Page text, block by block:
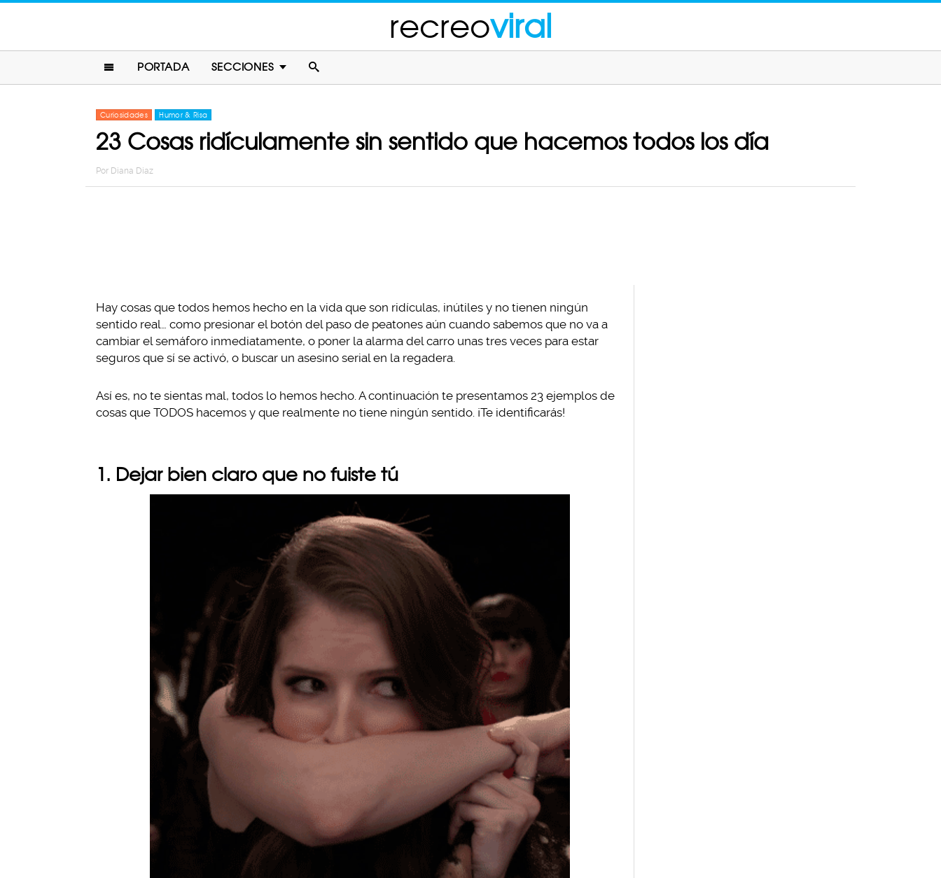
recreoviral
PORTADA SECCIONES
Curiosidades Humor & Risa
23 Cosas ridículamente sin sentido que hacemos todos los día
Por Diana Diaz
Hay cosas que todos hemos hecho en la vida que son ridículas, inútiles y no tienen ningún
sentido real… como presionar el botón del paso de peatones aún cuando sabemos que no va a
cambiar el semáforo inmediatamente, o poner la alarma del carro unas tres veces para estar
seguros que sí se activó, o buscar un asesino serial en la regadera.
Así es, no te sientas mal, todos lo hemos hecho. A continuación te presentamos 23 ejemplos de
cosas que TODOS hacemos y que realmente no tiene ningún sentido. ¡Te identificarás!
1. Dejar bien claro que no fuiste tú